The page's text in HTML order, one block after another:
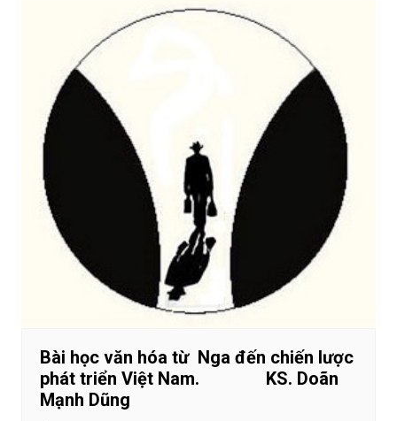
Bài học văn hóa từ Nga đến chiến lược
phát triển Việt Nam. KS. Doãn
Mạnh Dũng